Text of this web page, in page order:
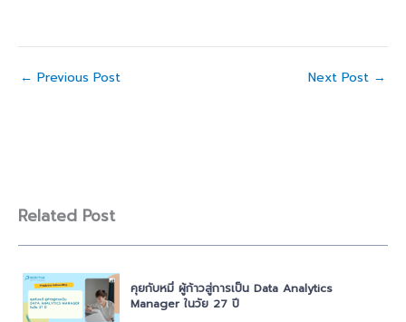
← Previous Post Next Post →
Related Post
คุยกับหมี่ ผู้ก้าวสู่การเป็น Data Analytics
Manager ในวัย 27 ปี